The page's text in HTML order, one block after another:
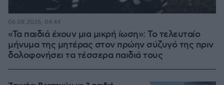
«Τα παιδιά έχουν μια μικρή ίωση»: Το τελευταίο
μήνυμα της μητέρας στον πρώην σύζυγό της πριν
δολοφονήσει τα τέσσερα παιδιά τους
06.08.2026, 04:44